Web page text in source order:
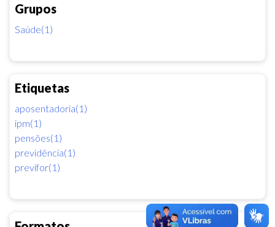
Grupos
Saúde(1)
Etiquetas
aposentadoria(1)
ipm(1)
pensões(1)
previdência(1)
previfor(1)